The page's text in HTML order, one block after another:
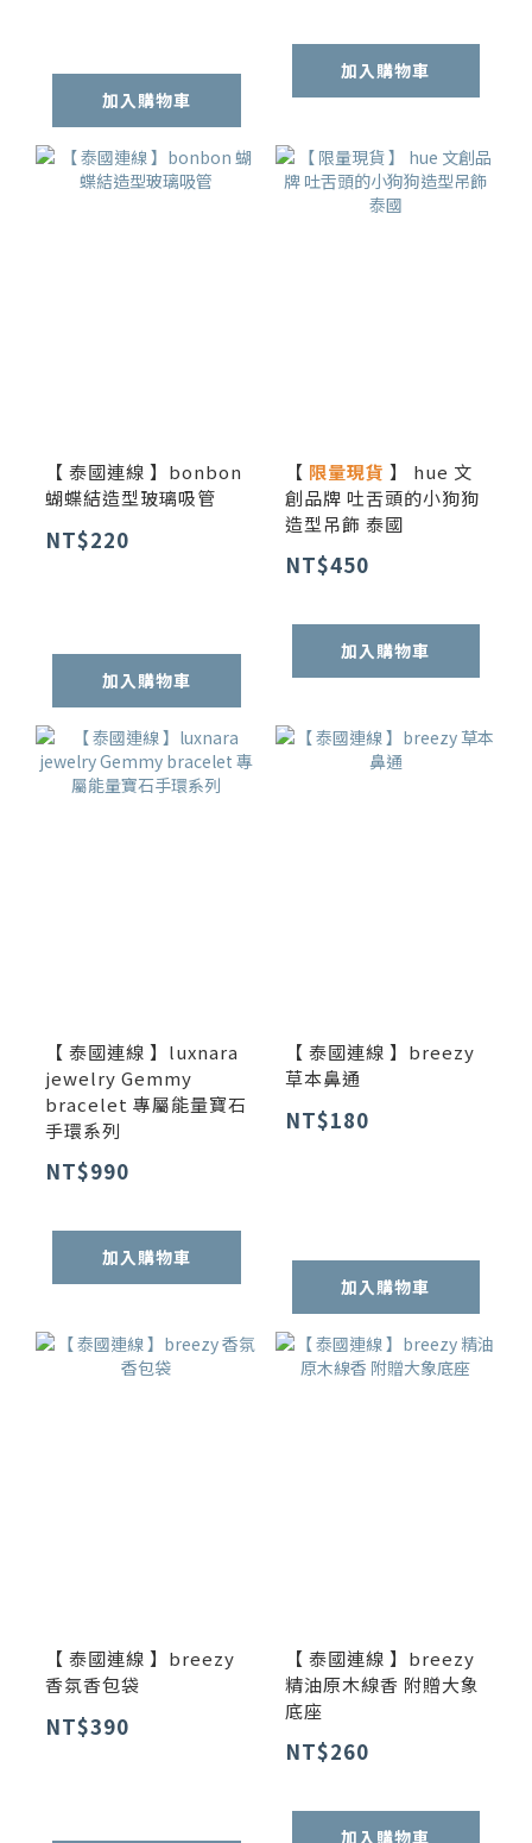
加入購物車
加入購物車
【 泰國連線 】bonbon
蝴蝶結造型玻璃吸管
NT$220
加入購物車
【 限量現貨 】 hue 文
創品牌 吐舌頭的小狗狗
造型吊飾 泰國
NT$450
加入購物車
【 泰國連線 】luxnara
jewelry Gemmy
bracelet 專屬能量寶石
手環系列
NT$990
加入購物車
【 泰國連線 】breezy
草本鼻通
NT$180
加入購物車
【 泰國連線 】breezy
香氛香包袋
NT$390
【 泰國連線 】breezy
精油原木線香 附贈大象
底座
NT$260
加入購物車